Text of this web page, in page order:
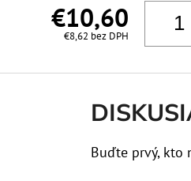
€10,60
€8,62 bez DPH
Buďte prvý, kto